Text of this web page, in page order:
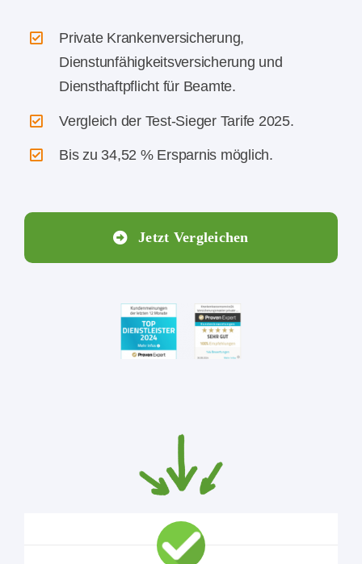
Private Krankenversicherung,
Dienstunfähigkeitsversicherung und
Diensthaftpflicht für Beamte.
Vergleich der Test-Sieger Tarife 2025.
Bis zu 34,52 % Ersparnis möglich.
Jetzt Vergleichen